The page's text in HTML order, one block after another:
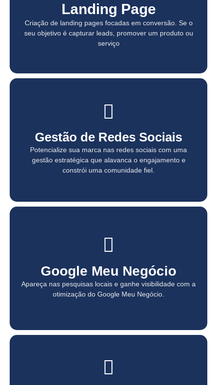
Landing Page
Criação de landing pages focadas em conversão. Se o
seu objetivo é capturar leads, promover um produto ou
serviço
Landing Page
Criação de landing pages focadas em conversão. Se o
seu objetivo é capturar leads, promover um produto ou
serviço
Gestão de Redes Sociais
Potencialize sua marca nas redes sociais com uma
gestão estratégica que alavanca o engajamento e
constrói uma comunidade fiel.
Gestão de Redes Sociais
Potencialize sua marca nas redes sociais com uma
gestão estratégica que alavanca o engajamento e
constrói uma comunidade fiel.
Google Meu Negócio
Apareça nas pesquisas locais e ganhe visibilidade com a
otimização do Google Meu Negócio.
Google Meu Negócio
Apareça nas pesquisas locais e ganhe visibilidade com a
otimização do Google Meu Negócio.